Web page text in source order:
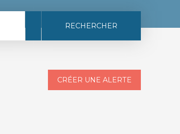
RECHERCHER
CRÉER UNE ALERTE